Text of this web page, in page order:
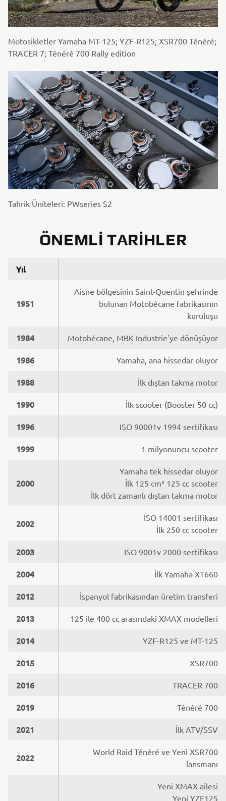
Motosikletler Yamaha MT-125; YZF-R125; XSR700 Ténéré;
TRACER 7; Ténéré 700 Rally edition
Tahrik Üniteleri: PWseries S2
ÖNEMLI TARIHLER
Yıl
1951
Aisne bölgesinin Saint-Quentin şehrinde
bulunan Motobécane fabrikasının
kuruluşu
1984 Motobécane, MBK Industrie'ye dönüşüyor
1986 Yamaha, ana hissedar oluyor
1988 İlk dıştan takma motor
1990 İlk scooter (Booster 50 cc)
1996 ISO 90001v 1994 sertifikası
1999 1 milyonuncu scooter
2000
Yamaha tek hissedar oluyor
İlk 125 cm³ 125 cc scooter
İlk dört zamanlı dıştan takma motor
2002
ISO 14001 sertifikası
İlk 250 cc scooter
2003 ISO 9001v 2000 sertifikası
2004 İlk Yamaha XT660
2012 İspanyol fabrikasından üretim transferi
2013 125 ile 400 cc arasındaki XMAX modelleri
2014 YZF-R125 ve MT-125
2015 XSR700
2016 TRACER 700
2019 Ténéré 700
2021 İlk ATV/SSV
2022
World Raid Ténéré ve Yeni XSR700
lansmanı
Yeni XMAX ailesi
Yeni YZF125